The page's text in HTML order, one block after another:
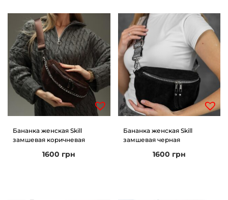
Бананка женская Skill
замшевая коричневая
1600 грн
Бананка женская Skill
замшевая черная
1600 грн